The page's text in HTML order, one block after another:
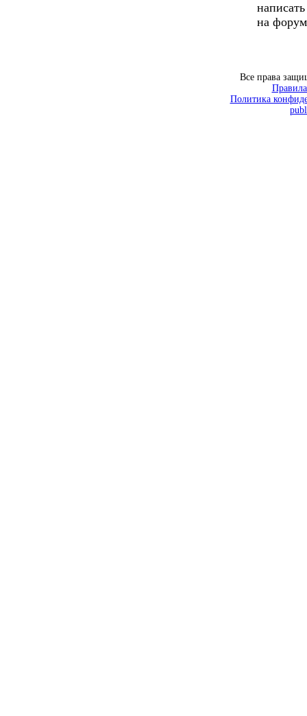
на
Все права
Политика